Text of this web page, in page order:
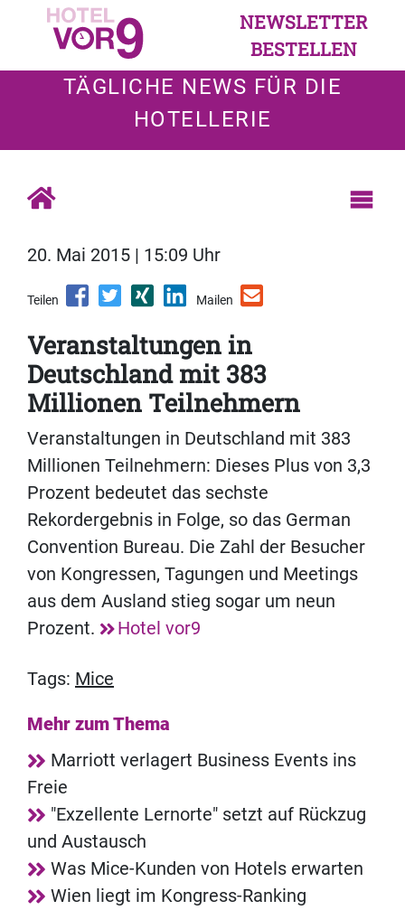
NEWSLETTER
BESTELLEN
TÄGLICHE NEWS FÜR DIE
HOTELLERIE
20. Mai 2015 | 15:09 Uhr
Teilen Mailen
Veranstaltungen in
Deutschland mit 383
Millionen Teilnehmern
Veranstaltungen in Deutschland mit 383
Millionen Teilnehmern: Dieses Plus von 3,3
Prozent bedeutet das sechste
Rekordergebnis in Folge, so das German
Convention Bureau. Die Zahl der Besucher
von Kongressen, Tagungen und Meetings
aus dem Ausland stieg sogar um neun
Prozent.
Hotel vor9
Tags: Mice
Mehr zum Thema
Marriott verlagert Business Events ins
Freie
"Exzellente Lernorte" setzt auf Rückzug
und Austausch
Was Mice-Kunden von Hotels erwarten
Wien liegt im Kongress-Ranking